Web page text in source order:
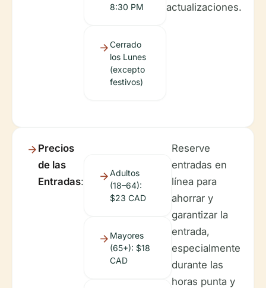
8:30 PM
Cerrado
los Lunes
(excepto
festivos)
actualizaciones.
Precios
de las
Entradas:
Adultos
(18–64):
$23 CAD
Mayores
(65+): $18
CAD
Reserve
entradas en
línea para
ahorrar y
garantizar la
entrada,
especialmente
durante las
horas punta y